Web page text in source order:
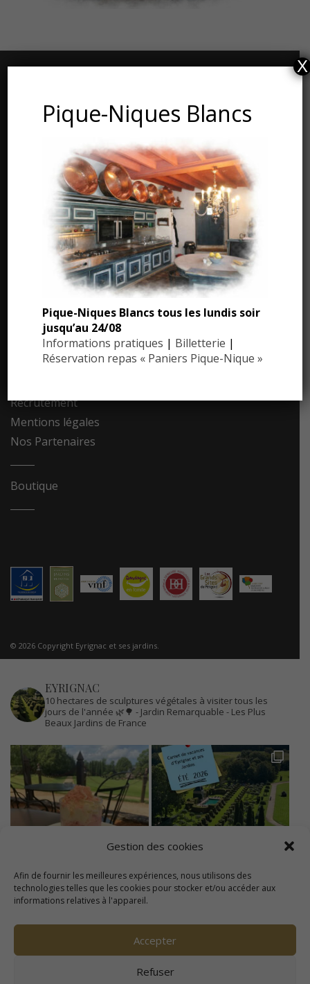
Gestion des cookies
Afin de fournir les meilleures expériences, nous utilisons des
technologies telles que les cookies pour stocker et/ou accéder aux
informations relatives à l'appareil.
Accepter
Refuser
Les Jardins du Manoir d’Eyrignac
24590 Salignac-Eyvigues
Dordogne – Périgord
Téléphone : 05.53.28.99.71
Email : contact@eyrignac.com
ESPACE PRESSE
Communiqués de presse
Photothèque
Recrutement
Mentions légales
Nos Partenaires
Boutique
© 2026 Copyright Eyrignac et ses jardins.
EYRIGNAC
10 hectares de sculptures végétales à visiter tous les
jours de l'année 🌿🌳 - Jardin Remarquable - Les Plus
Beaux Jardins de France
Pique-Niques Blancs
Pique-Niques Blancs tous les lundis soir
jusqu’au 24/08
Informations pratiques | Billetterie |
Réservation repas « Paniers Pique-Nique »
X